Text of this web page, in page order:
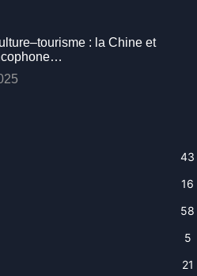
: la Chine et
43
16
58
5
21